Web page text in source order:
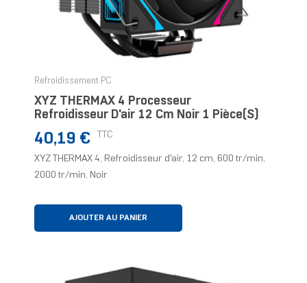
Refroidissement PC
XYZ THERMAX 4 Processeur
Refroidisseur D'air 12 Cm Noir 1 Pièce(s)
Prix
40,19 € TTC
XYZ THERMAX 4, Refroidisseur d'air, 12 cm, 600 tr/min,
2000 tr/min, Noir
AJOUTER AU PANIER